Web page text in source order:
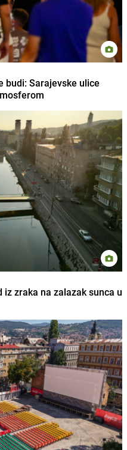
budi: Sarajevske ulice
zraka na zalazak sunca u